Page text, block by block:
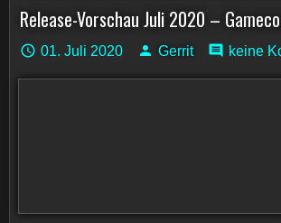
Release-Vorschau Juli 2020 –
01. Juli 2020 Gerrit keine